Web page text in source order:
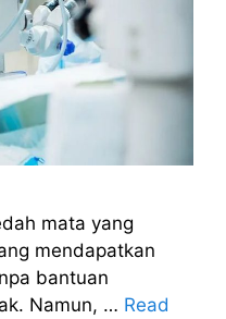
mata yang
mendapatkan
bantuan
Namun, … Read